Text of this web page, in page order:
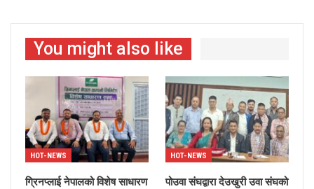
You might also like
HOT-NEWS
ग्रिनप्लाई नेपालको विशेष साधारण
HOT-NEWS
पोउवा संघद्वारा देउखुरी उवा संघको